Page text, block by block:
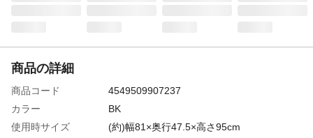
商品の詳細
商品コード
4549509907237
カラー
BK
使用時サイズ
(約)幅81×奥行47.5×高さ95cm